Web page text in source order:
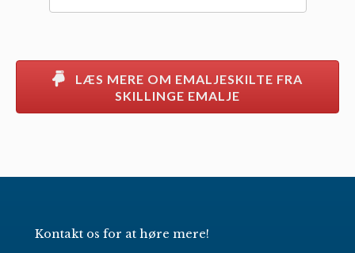
LÆS MERE OM EMALJESKILTE FRA
SKILLINGE EMALJE
Kontakt os for at høre mere!